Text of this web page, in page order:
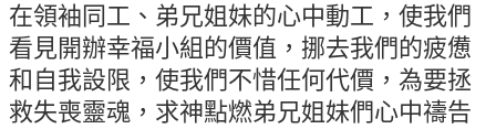
其他代禱
我要代禱
會友服務
在領袖同工、弟兄姐妹的心中動工，使我們
看見開辦幸福小組的價值，挪去我們的疲憊
和自我設限，使我們不惜任何代價，為要拯
救失喪靈魂，求神點燃弟兄姐妹們心中禱告